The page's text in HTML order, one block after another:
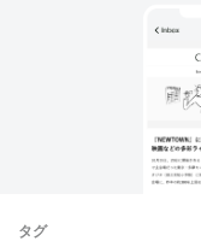
タグ